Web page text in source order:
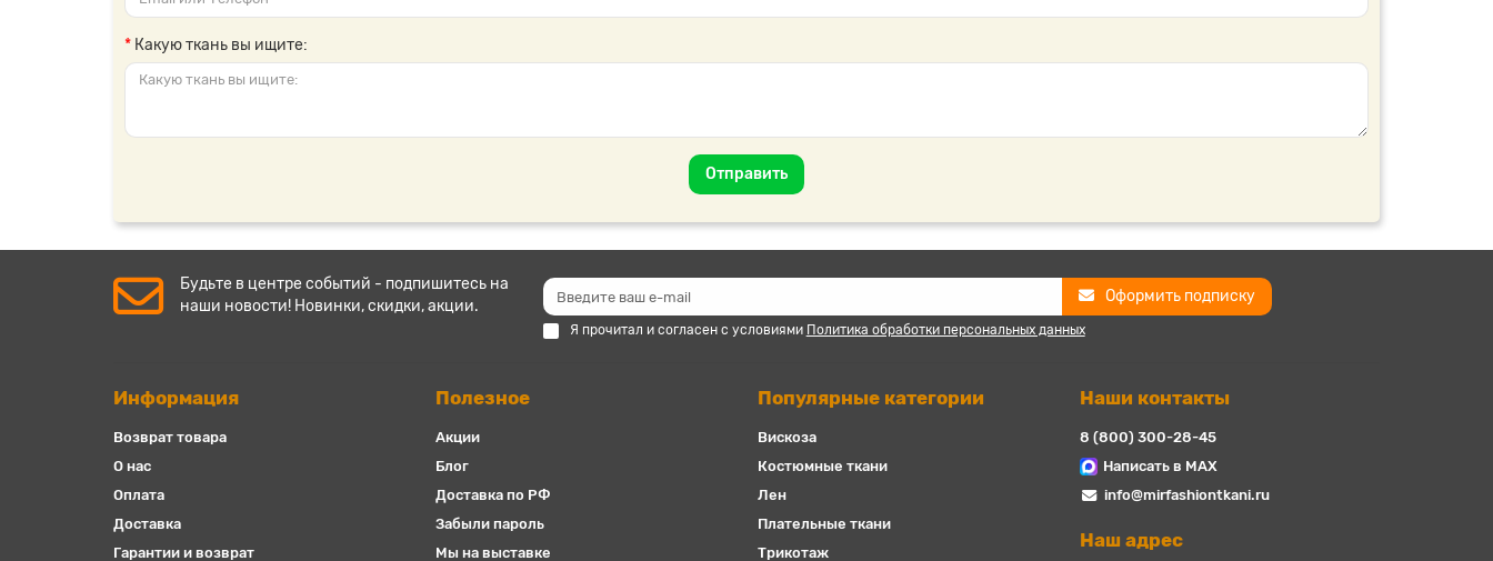
Какую ткань вы ищите:
Отправить
Будьте в центре событий - подпишитесь на
наши новости! Новинки, скидки, акции.
Оформить подписку
Я прочитал и согласен с условиями Политика обработки персональных данных
Информация
Возврат товара
О нас
Оплата
Доставка
Гарантии и возврат
Полезное
Акции
Блог
Доставка по РФ
Забыли пароль
Мы на выставке
Популярные категории
Вискоза
Костюмные ткани
Лен
Плательные ткани
Трикотаж
Наши контакты
8 (800) 300-28-45
Написать в MAX
info@mirfashiontkani.ru
Наш адрес